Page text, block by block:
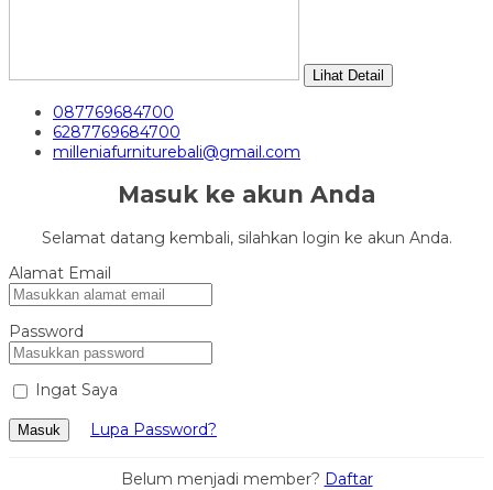
Lihat Detail
087769684700
6287769684700
milleniafurniturebali@gmail.com
Masuk ke akun Anda
Selamat datang kembali, silahkan login ke akun Anda.
Alamat Email
Password
Ingat Saya
Masuk Lupa Password?
Belum menjadi member? Daftar